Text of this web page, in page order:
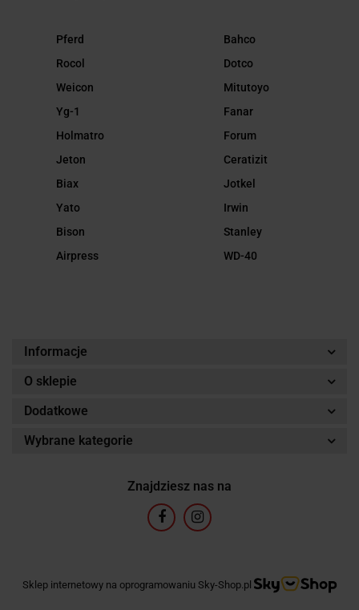
Pferd
Rocol
Weicon
Yg-1
Holmatro
Jeton
Biax
Yato
Bison
Airpress
Bahco
Dotco
Mitutoyo
Fanar
Forum
Ceratizit
Jotkel
Irwin
Stanley
WD-40
Informacje
O sklepie
Dodatkowe
Wybrane kategorie
Znajdziesz nas na
Sklep internetowy na oprogramowaniu Sky-Shop.pl